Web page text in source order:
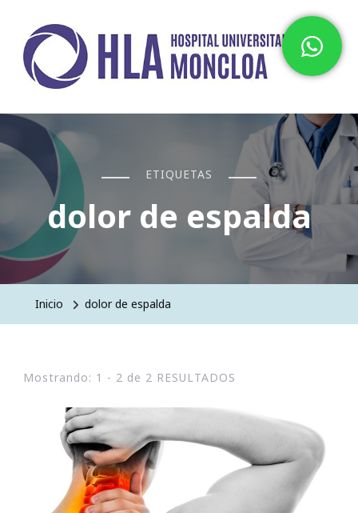
Hospital HLA Universitario
Moncloa
ETIQUETAS
dolor de espalda
Inicio dolor de espalda
Mostrando: 1 - 2 de 2 RESULTADOS